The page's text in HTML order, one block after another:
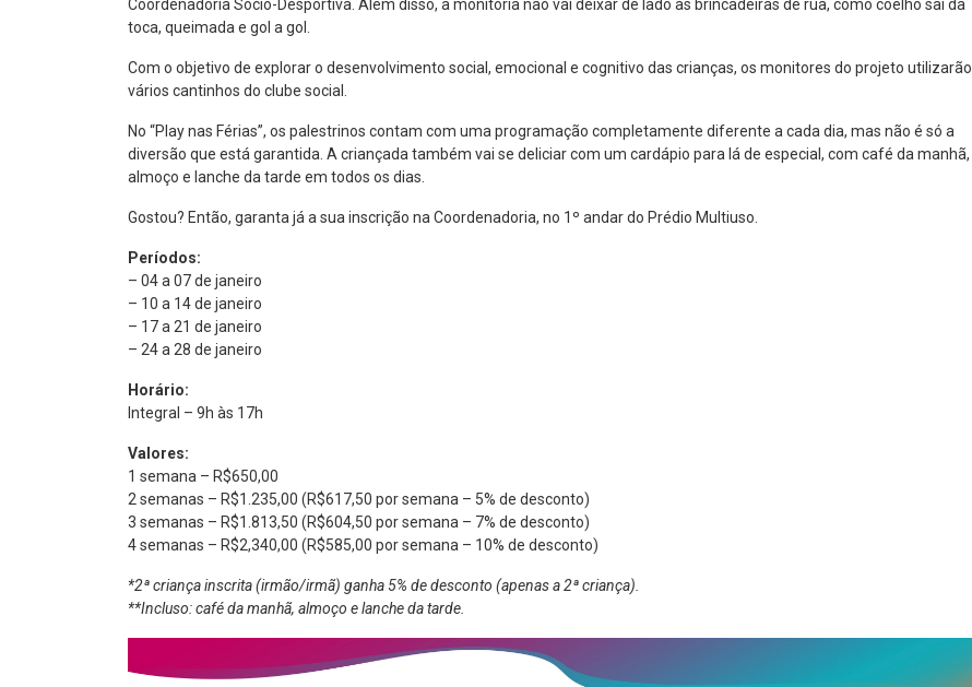
Coordenadoria Sócio-Desportiva. Além disso, a monitoria não vai deixar de lado as brincadeiras de rua, como coelho sai da
toca, queimada e gol a gol.
Com o objetivo de explorar o desenvolvimento social, emocional e cognitivo das crianças, os monitores do projeto utilizarão
vários cantinhos do clube social.
No “Play nas Férias”, os palestrinos contam com uma programação completamente diferente a cada dia, mas não é só a
diversão que está garantida. A criançada também vai se deliciar com um cardápio para lá de especial, com café da manhã,
almoço e lanche da tarde em todos os dias.
Gostou? Então, garanta já a sua inscrição na Coordenadoria, no 1º andar do Prédio Multiuso.
Períodos:
– 04 a 07 de janeiro
– 10 a 14 de janeiro
– 17 a 21 de janeiro
– 24 a 28 de janeiro
Horário:
Integral – 9h às 17h
Valores:
1 semana – R$650,00
2 semanas – R$1.235,00 (R$617,50 por semana – 5% de desconto)
3 semanas – R$1.813,50 (R$604,50 por semana – 7% de desconto)
4 semanas – R$2,340,00 (R$585,00 por semana – 10% de desconto)
*2ª criança inscrita (irmão/irmã) ganha 5% de desconto (apenas a 2ª criança).
**Incluso: café da manhã, almoço e lanche da tarde.